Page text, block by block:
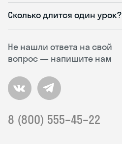
Не нашли ответа на свой
вопрос — напишите нам
8 (800) 555–45–22
Сколько длится один урок?